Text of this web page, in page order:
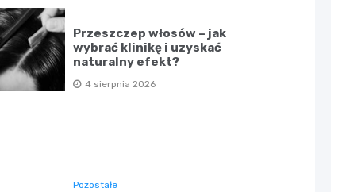
Przeszczep włosów – jak
wybrać klinikę i uzyskać
naturalny efekt?
4 sierpnia 2026
Pozostałe